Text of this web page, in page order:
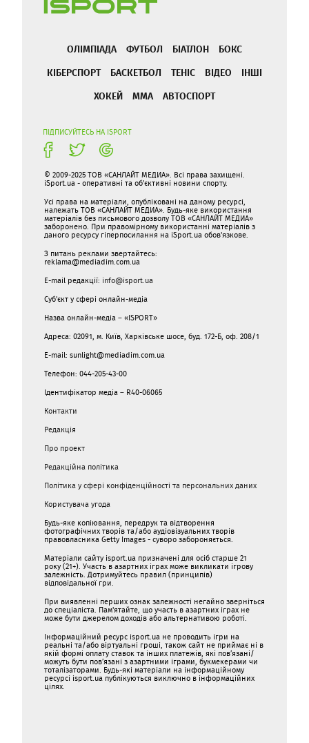
ОЛІМПІАДА ФУТБОЛ БІАТЛОН
БОКС
КІБЕРСПОРТ
БАСКЕТБОЛ ТЕНІС ВІДЕО
ІНШІ
ХОКЕЙ
ММА АВТОСПОРТ
ПІДПИСУЙТЕСЬ НА ISPORT
© 2009-2025 ТОВ «САНЛАЙТ МЕДИА». Всі права захищені.
iSport.ua - оперативні та об'єктивні новини спорту.
Усі права на матеріали, опубліковані на даному ресурсі,
належать ТОВ «САНЛАЙТ МЕДИА». Будь-яке використання
матеріалів без письмового дозволу ТОВ «САНЛАЙТ МЕДИА»
заборонено. При правомірному використанні матеріалів з
даного ресурсу гіперпосилання на iSport.ua обов'язкове.
З питань реклами звертайтесь:
reklama@mediadim.com.ua
E-mail редакції: info@isport.ua
Суб'єкт у сфері онлайн-медіа
Назва онлайн-медіа – «ISPORT»
Адреса: 02091, м. Київ, Харківське шосе, буд. 172-Б, оф. 208/1
E-mail: sunlight@mediadim.com.ua
Телефон: 044-205-43-00
Ідентифікатор медіа – R40-06065
Контакти
Редакція
Про проект
Редакційна політика
Політика у сфері конфіденційності та персональних даних
Користувача угода
Будь-яке копіювання, передрук та відтворення
фотографічних творів та/або аудіовізуальних творів
правовласника Getty Images - суворо забороняється.
Матеріали сайту isport.ua призначені для осіб старше 21
року (21+). Участь в азартних іграх може викликати ігрову
залежність. Дотримуйтесь правил (принципів)
відповідальної гри.
При виявленні перших ознак залежності негайно зверніться
до спеціаліста. Пам'ятайте, що участь в азартних іграх не
може бути джерелом доходів або альтернативою роботі.
Інформаційний ресурс isport.ua не проводить ігри на
реальні та/або віртуальні гроші, також сайт не приймає ні в
якій формі оплату ставок та інших платежів, які пов’язані/
можуть бути пов’язані з азартними іграми, букмекерами чи
тоталізаторами. Будь-які матеріали на інформаційному
ресурсі isport.ua публікуються виключно в інформаційних
цілях.